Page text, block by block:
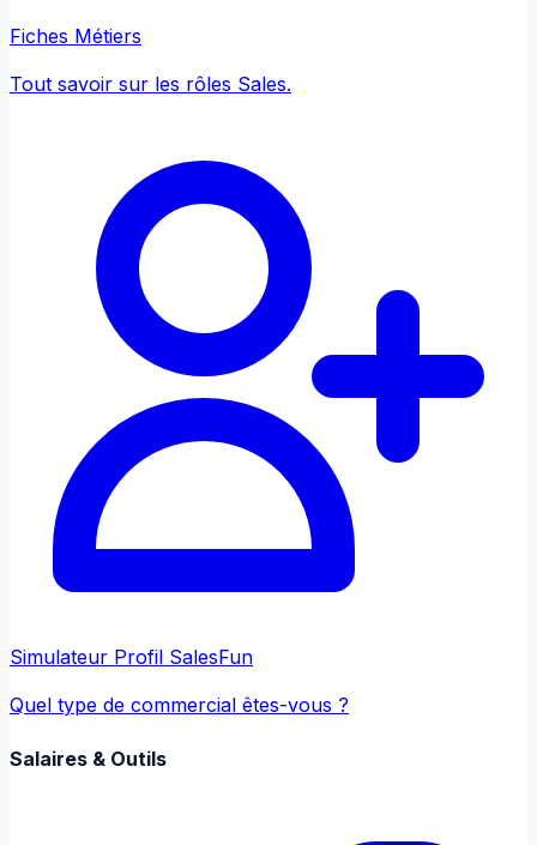
Fiches Métiers
Tout savoir sur les rôles Sales.
Simulateur Profil SalesFun
Quel type de commercial êtes-vous ?
Salaires & Outils